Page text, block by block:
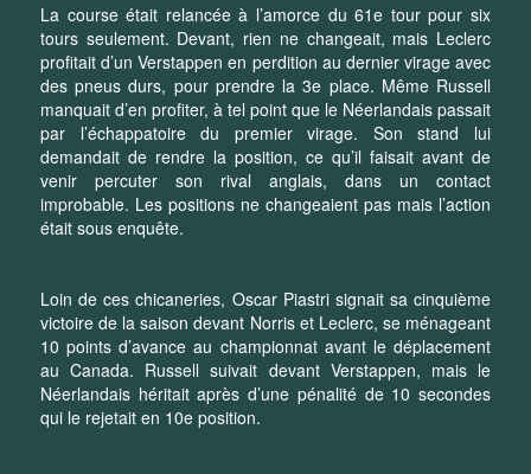
La course était relancée à l’amorce du 61e tour pour six
tours seulement. Devant, rien ne changeait, mais Leclerc
profitait d’un Verstappen en perdition au dernier virage avec
des pneus durs, pour prendre la 3e place. Même Russell
manquait d’en profiter, à tel point que le Néerlandais passait
par l’échappatoire du premier virage. Son stand lui
demandait de rendre la position, ce qu’il faisait avant de
venir percuter son rival anglais, dans un contact
improbable. Les positions ne changeaient pas mais l’action
était sous enquête.
Loin de ces chicaneries, Oscar Piastri signait sa cinquième
victoire de la saison devant Norris et Leclerc, se ménageant
10 points d’avance au championnat avant le déplacement
au Canada. Russell suivait devant Verstappen, mais le
Néerlandais héritait après d’une pénalité de 10 secondes
qui le rejetait en 10e position.